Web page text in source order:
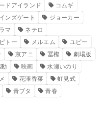
ドアイランド
コムギ
ンズゲート
ジョーカー
マ
ネテロ
ピトー メルエム
ユピー
京アニ 冨樫
劇場版
映画
水瀬いのり
花澤香菜
虹見式
青ブタ 青春